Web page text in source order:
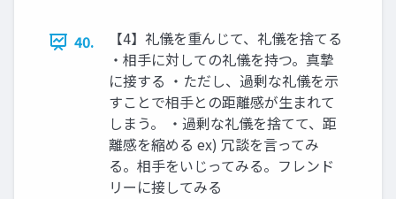
40.
【4】礼儀を重んじて、礼儀を捨てる
・相手に対しての礼儀を持つ。真摯
に接する ・ただし、過剰な礼儀を示
すことで相手との距離感が生まれて
しまう。 ・過剰な礼儀を捨てて、距
離感を縮める ex) 冗談を言ってみ
る。相手をいじってみる。フレンド
リーに接してみる